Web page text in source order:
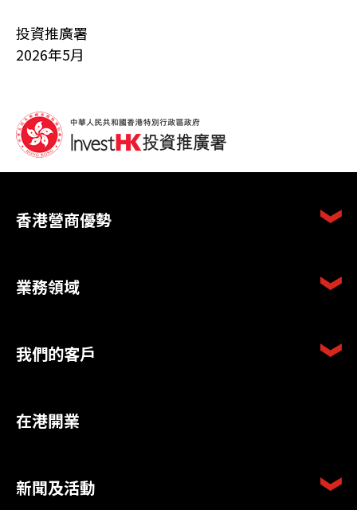
投資推廣署
2026年5月
香港營商優勢
業務領域
我們的客戶
在港開業
新聞及活動